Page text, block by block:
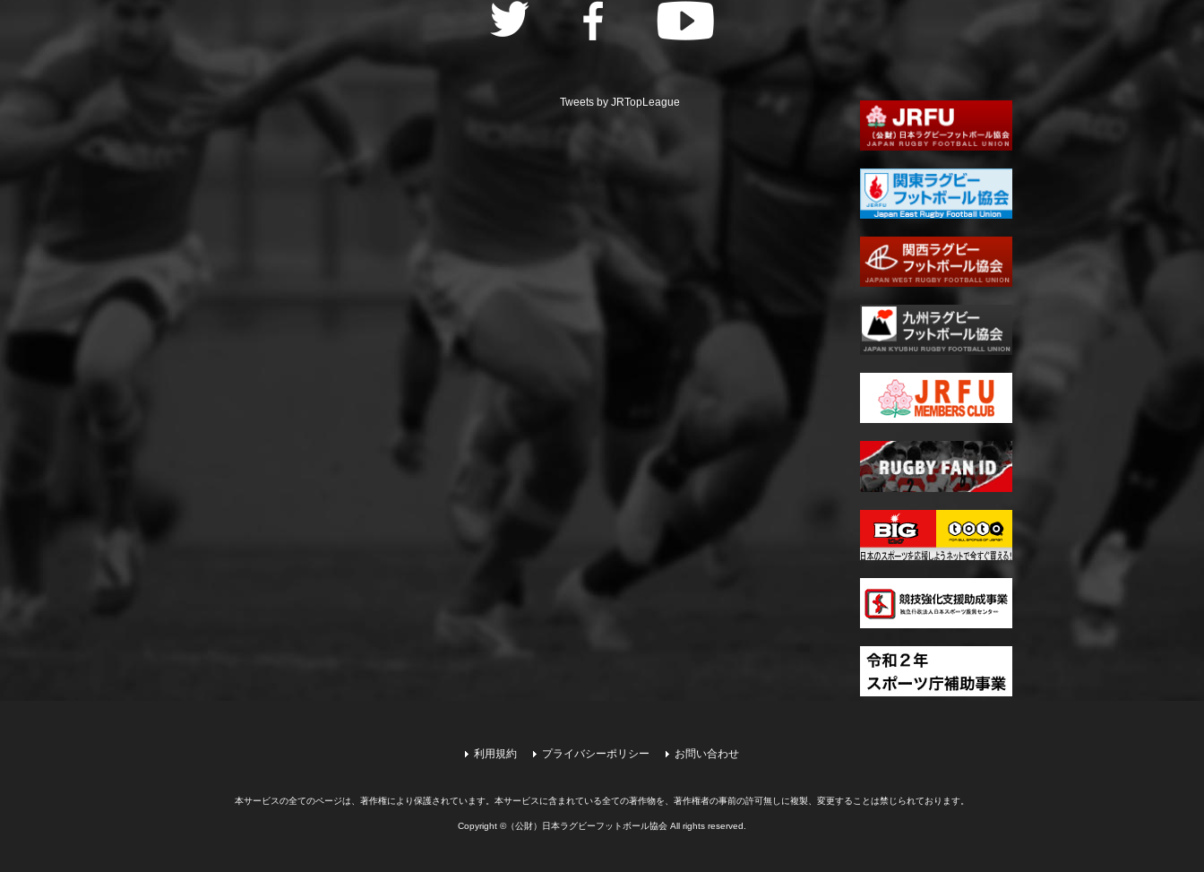
Tweets by JRTopLeague
利用規約 プライバシーポリシー お問い合わせ
本サービスの全てのページは、著作権により保護されています。 本サービスに含まれている全ての著作物を、著作権者の事前の許可無しに複製、変更することは禁じられております。
Copyright ©（公財）日本ラグビーフットボール協会 All rights reserved.